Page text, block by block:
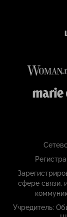
сфере связи,
Учредитель: